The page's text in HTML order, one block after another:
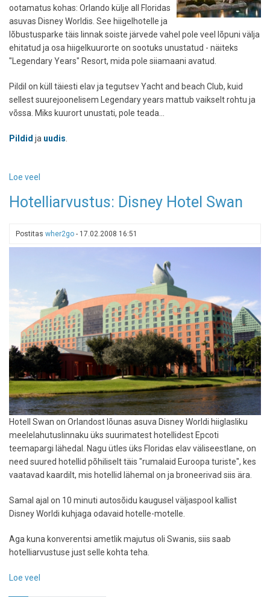
ootamatus kohas: Orlando külje all Floridas
asuvas Disney Worldis. See hiigelhotelle ja
lõbustusparke täis linnak soiste järvede vahel pole veel lõpuni välja
ehitatud ja osa hiigelkuurorte on sootuks unustatud - näiteks
"Legendary Years" Resort, mida pole siiamaani avatud.
Pildil on küll täiesti elav ja tegutsev Yacht and beach Club, kuid
sellest suurejoonelisem Legendary years mattub vaikselt rohtu ja
võssa. Miks kuurort unustati, pole teada...
Pildid ja uudis
Loe veel
Disney
Hotelliarvustus: Disney Hotel Swan
Postitas wher2go - 17.02.2008 16:51
Hotell Swan on Orlandost lõunas asuva Disney Worldi hiiglasliku
meelelahutuslinnaku üks suurimatest hotellidest Epcoti
teemapargi lähedal. Nagu ütles üks Floridas elav väliseestlane, on
need suured hotellid põhiliselt täis "rumalaid Euroopa turiste", kes
vaatavad kaardilt, mis hotellid lähemal on ja broneerivad siis ära.
Samal ajal on 10 minuti autosõidu kaugusel väljaspool kallist
Disney Worldi kuhjaga odavaid hotelle-motelle.
Aga kuna konverentsi ametlik majutus oli Swanis, siis saab
hotelliarvustuse just selle kohta teha.
Loe veel